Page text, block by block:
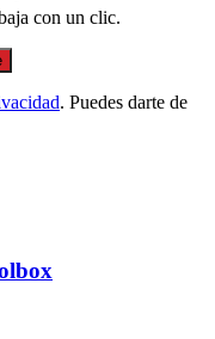
con un clic.
. Puedes darte de